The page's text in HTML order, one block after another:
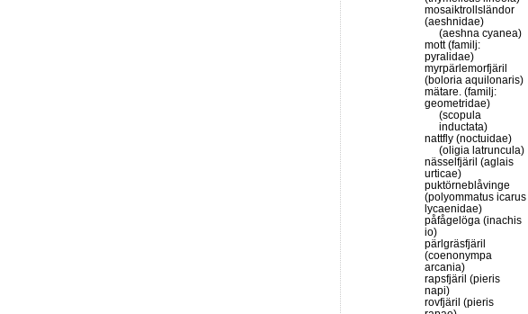
mosaiktrollsländor
(aeshnidae)
(aeshna cyanea)
mott (familj:
pyralidae)
myrpärlemorfjäril
(boloria aquilonaris)
mätare. (familj:
geometridae)
(scopula
inductata)
nattfly (noctuidae)
(oligia latruncula)
nässelfjäril (aglais
urticae)
puktörneblåvinge
(polyommatus icarus
lycaenidae)
påfågelöga (inachis
io)
pärlgräsfjäril
(coenonympa
arcania)
rapsfjäril (pieris
napi)
rovfjäril (pieris